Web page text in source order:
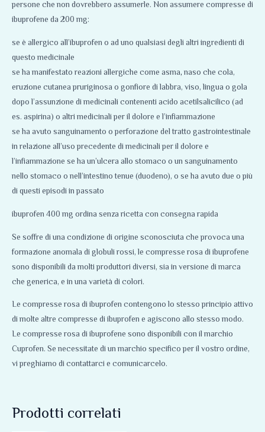
persone che non dovrebbero assumerle. Non assumere compresse di
ibuprofene da 200 mg:
se è allergico all’ibuprofen o ad uno qualsiasi degli altri ingredienti di
questo medicinale
se ha manifestato reazioni allergiche come asma, naso che cola,
eruzione cutanea pruriginosa o gonfiore di labbra, viso, lingua o gola
dopo l’assunzione di medicinali contenenti acido acetilsalicilico (ad
es. aspirina) o altri medicinali per il dolore e l’infiammazione
se ha avuto sanguinamento o perforazione del tratto gastrointestinale
in relazione all’uso precedente di medicinali per il dolore e
l’infiammazione se ha un’ulcera allo stomaco o un sanguinamento
nello stomaco o nell’intestino tenue (duodeno), o se ha avuto due o più
di questi episodi in passato
ibuprofen 400 mg ordina senza ricetta con consegna rapida
Se soffre di una condizione di origine sconosciuta che provoca una
formazione anomala di globuli rossi, le compresse rosa di ibuprofene
sono disponibili da molti produttori diversi, sia in versione di marca
che generica, e in una varietà di colori.
Le compresse rosa di ibuprofen contengono lo stesso principio attivo
di molte altre compresse di ibuprofen e agiscono allo stesso modo.
Le compresse rosa di ibuprofene sono disponibili con il marchio
Cuprofen. Se necessitate di un marchio specifico per il vostro ordine,
vi preghiamo di contattarci e comunicarcelo.
Prodotti correlati